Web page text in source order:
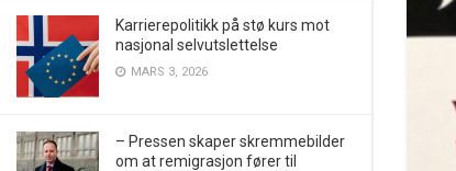
Karrierepolitikk på stø kurs mot
nasjonal selvutslettelse
MARS 3, 2026
– Pressen skaper skremmebilder
om at remigrasjon fører til